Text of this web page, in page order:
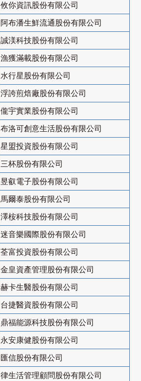
攸你資訊股份有限公司
阿布潘生鮮流通股份有限公司
誠渼科技股份有限公司
漁獲滿載股份有限公司
水行星股份有限公司
浮誇煎焙廠股份有限公司
儱宇實業股份有限公司
布洛可創意生活股份有限公司
星盟投資股份有限公司
三杯股份有限公司
昱叡電子股份有限公司
馬爾泰股份有限公司
澤桉科技股份有限公司
迷音樂國際股份有限公司
荃富投資股份有限公司
金皇資產管理股份有限公司
赫卡生醫股份有限公司
台捷醫資股份有限公司
鼎福能源科技股份有限公司
永安康健股份有限公司
匯信股份有限公司
律生活管理顧問股份有限公司